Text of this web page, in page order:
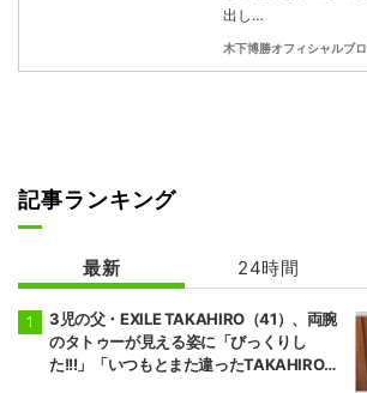
出し…
記事ランキング
最新 24時間
3児の父・EXILE TAKAHIRO（41）、両腕
のタトゥーが見える姿に「びっくりし
た!!!」「いつもとまた違ったTAKAHIROさ